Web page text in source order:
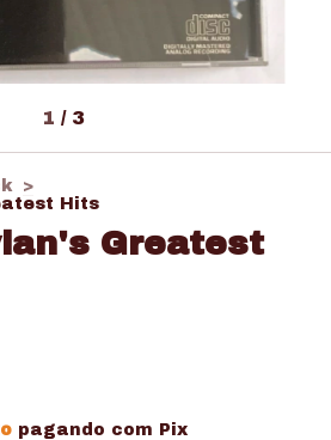
1 / 3
>
Hits
Greatest
pagando com Pix